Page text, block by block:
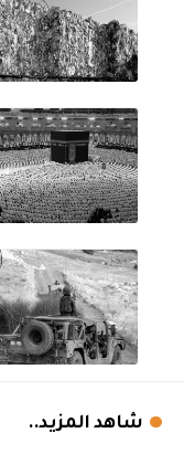
شاهد المزيد..